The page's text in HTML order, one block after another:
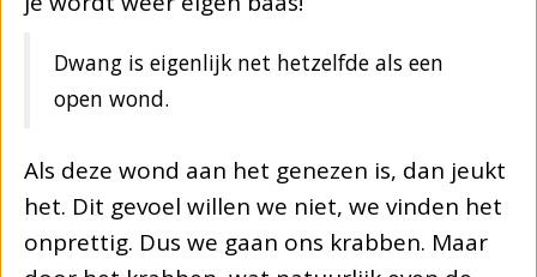
Dwang is eigenlijk net hetzelfde als een
open wond.
Als deze wond aan het genezen is, dan jeukt
het. Dit gevoel willen we niet, we vinden het
onprettig. Dus we gaan ons krabben. Maar